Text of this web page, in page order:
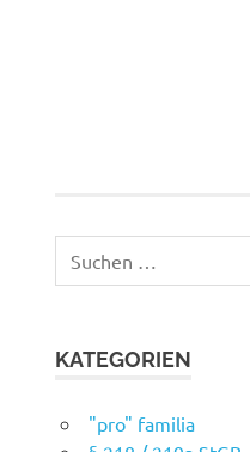
nach:
KATEGORIEN
"pro" familia